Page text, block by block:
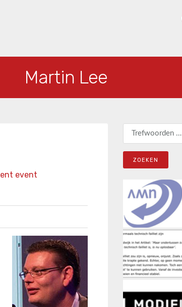
Martin Lee
event
Zoeken naar: